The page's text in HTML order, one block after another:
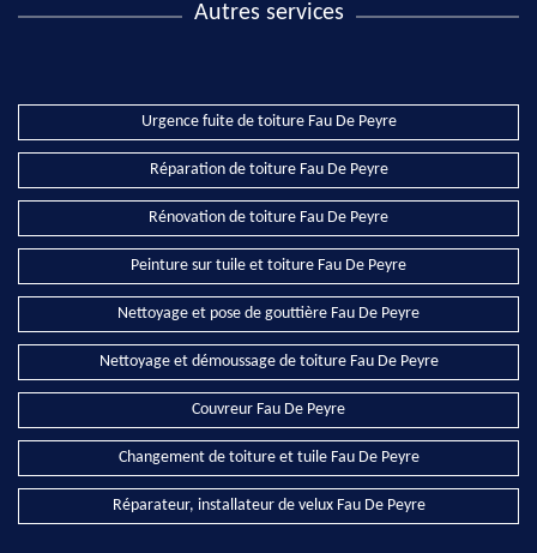
Autres services
Urgence fuite de toiture Fau De Peyre
Réparation de toiture Fau De Peyre
Rénovation de toiture Fau De Peyre
Peinture sur tuile et toiture Fau De Peyre
Nettoyage et pose de gouttière Fau De Peyre
Nettoyage et démoussage de toiture Fau De Peyre
Couvreur Fau De Peyre
Changement de toiture et tuile Fau De Peyre
Réparateur, installateur de velux Fau De Peyre